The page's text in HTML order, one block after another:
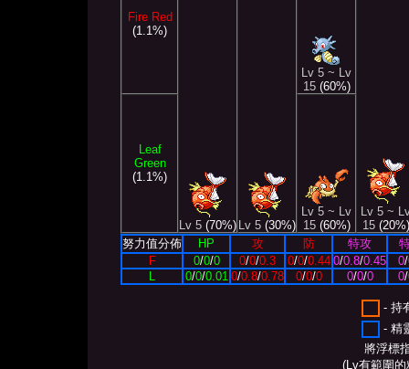
Fire Red
(1.1%)
Lv 5 (70%) Lv 5 (30%)
Lv 5 ~ Lv
15(60%)
Lv 5 ~
15(20%)
Leaf
Green
(1.1%)
Lv 5 ~ Lv
15(60%)
努力值分佈
HP 攻 防 特攻
F
0/0/0 0/0/0.3 0/0/0.44 0/0.8/0.45 0/
0/0/0.01 0/0.8/0.78 0/0/0 0/0/0 0/
- 持
- 精
將浮標
(Lv有範圍